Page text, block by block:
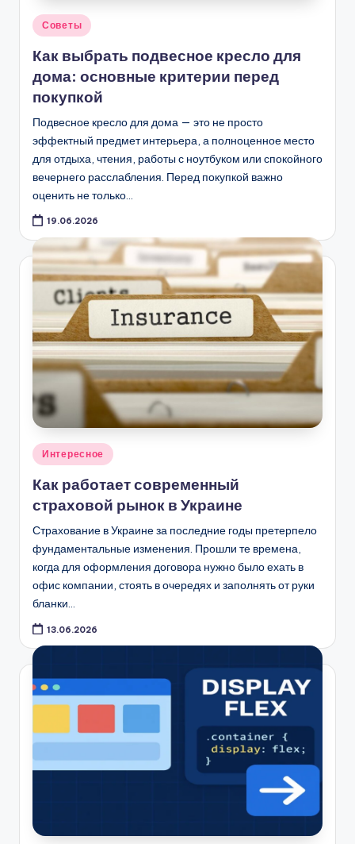
Опубликовано
Советы
Как выбрать подвесное кресло для
дома: основные критерии перед
покупкой
Подвесное кресло для дома — это не просто
эффектный предмет интерьера, а полноценное место
для отдыха, чтения, работы с ноутбуком или спокойного
вечернего расслабления. Перед покупкой важно
оценить не только…
19.06.2026
Опубликовано
Интересное
Как работает современный
страховой рынок в Украине
Страхование в Украине за последние годы претерпело
фундаментальные изменения. Прошли те времена,
когда для оформления договора нужно было ехать в
офис компании, стоять в очередях и заполнять от руки
бланки…
13.06.2026